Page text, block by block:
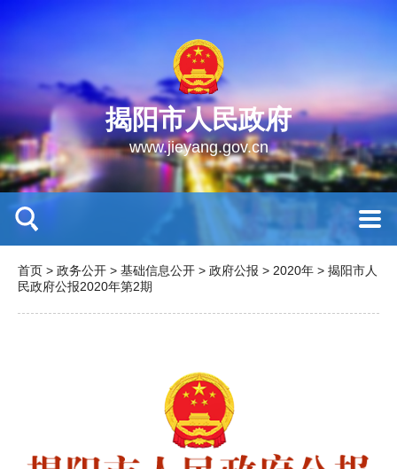
揭阳市人民政府
www.jieyang.gov.cn
首页 > 政务公开 > 基础信息公开 > 政府公报 > 2020年 > 揭阳市人
民政府公报2020年第2期